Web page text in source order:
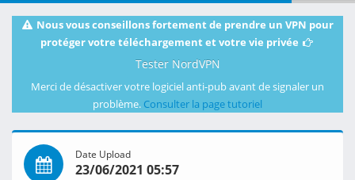
Nous vous conseillons fortement de prendre un VPN pour
protéger votre téléchargement et votre vie privée
Tester NordVPN
Merci de désactiver votre logiciel anti-pub avant de signaler un
problème. Consulter la page tutoriel
Date Upload
23/06/2021 05:57